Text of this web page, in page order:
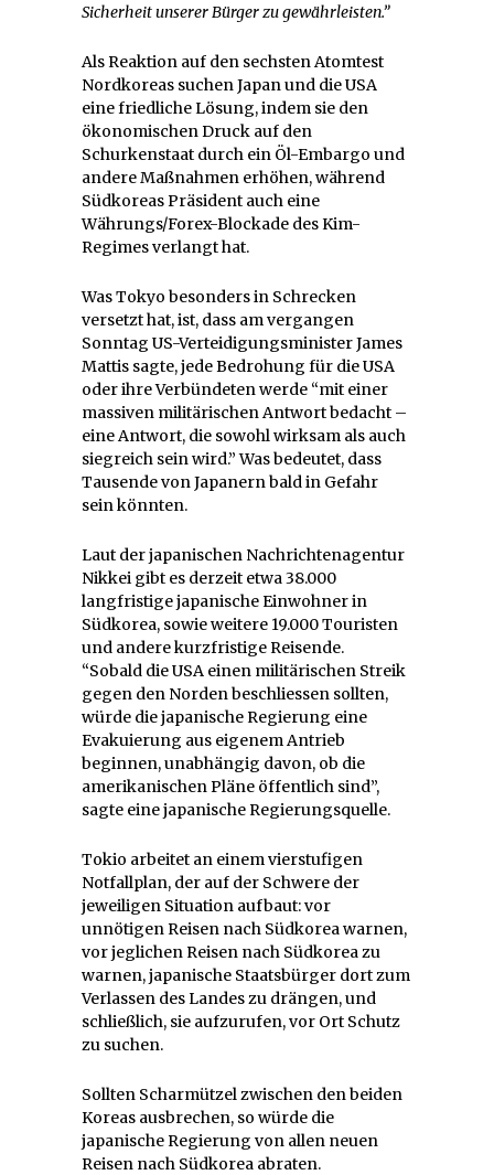
Sicherheit unserer Bürger zu gewährleisten.”
Als Reaktion auf den sechsten Atomtest
Nordkoreas suchen Japan und die USA
eine friedliche Lösung, indem sie den
ökonomischen Druck auf den
Schurkenstaat durch ein Öl-Embargo und
andere Maßnahmen erhöhen, während
Südkoreas Präsident auch eine
Währungs/Forex-Blockade des Kim-
Regimes verlangt hat.
Was Tokyo besonders in Schrecken
versetzt hat, ist, dass am vergangen
Sonntag US-Verteidigungsminister James
Mattis sagte, jede Bedrohung für die USA
oder ihre Verbündeten werde “mit einer
massiven militärischen Antwort bedacht –
eine Antwort, die sowohl wirksam als auch
siegreich sein wird.” Was bedeutet, dass
Tausende von Japanern bald in Gefahr
sein könnten.
Laut der japanischen Nachrichtenagentur
Nikkei gibt es derzeit etwa 38.000
langfristige japanische Einwohner in
Südkorea, sowie weitere 19.000 Touristen
und andere kurzfristige Reisende.
“Sobald die USA einen militärischen Streik
gegen den Norden beschliessen sollten,
würde die japanische Regierung eine
Evakuierung aus eigenem Antrieb
beginnen, unabhängig davon, ob die
amerikanischen Pläne öffentlich sind”,
sagte eine japanische Regierungsquelle.
Tokio arbeitet an einem vierstufigen
Notfallplan, der auf der Schwere der
jeweiligen Situation aufbaut: vor
unnötigen Reisen nach Südkorea warnen,
vor jeglichen Reisen nach Südkorea zu
warnen, japanische Staatsbürger dort zum
Verlassen des Landes zu drängen, und
schließlich, sie aufzurufen, vor Ort Schutz
zu suchen.
Sollten Scharmützel zwischen den beiden
Koreas ausbrechen, so würde die
japanische Regierung von allen neuen
Reisen nach Südkorea abraten.